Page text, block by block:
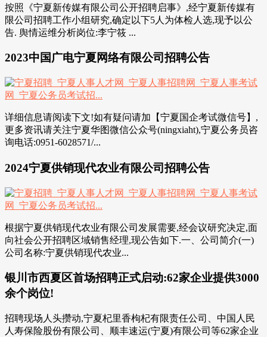
按照《宁夏新传媒有限公司公开招聘启事》,经宁夏新传媒有
限公司招聘工作小组研究,确定以下5人为体检人选,现予以公
告. 舆情运维分析岗位:李宁筱 ...
2023中国广电宁夏网络有限公司招聘公告
详细信息请阅读下文!如有疑问请加【宁夏国企考试微信号】,
更多资讯请关注宁夏华图微信公众号(ningxiaht),宁夏公务员咨
询电话:0951-6028571/...
2024宁夏供销现代农业有限公司招聘公告
根据宁夏供销现代农业有限公司发展需要,经会议研究决定,面
向社会公开招聘区域销售经理,现公告如下.一、公司简介(一)
公司名称:宁夏供销现代农业...
银川市西夏区首场招聘正式启动:62家企业提供3000
余个岗位!
招聘现场人头攒动,宁夏杞里香枸杞有限责任公司、中国人民
人寿保险股份有限公司、顺丰速运(宁夏)有限公司等62家企业